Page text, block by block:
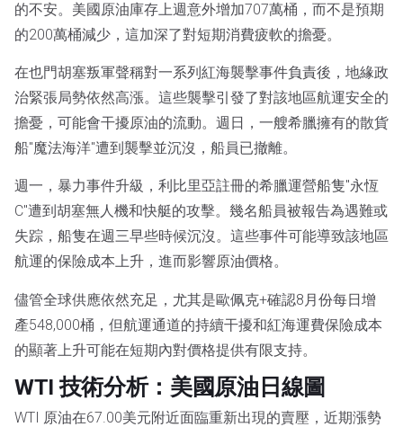
的不安。美國原油庫存上週意外增加707萬桶，而不是預期
的200萬桶減少，這加深了對短期消費疲軟的擔憂。
在也門胡塞叛軍聲稱對一系列紅海襲擊事件負責後，地緣政
治緊張局勢依然高漲。這些襲擊引發了對該地區航運安全的
擔憂，可能會干擾原油的流動。週日，一艘希臘擁有的散貨
船"魔法海洋"遭到襲擊並沉沒，船員已撤離。
週一，暴力事件升級，利比里亞註冊的希臘運營船隻"永恆
C"遭到胡塞無人機和快艇的攻擊。幾名船員被報告為遇難或
失踪，船隻在週三早些時候沉沒。這些事件可能導致該地區
航運的保險成本上升，進而影響原油價格。
儘管全球供應依然充足，尤其是歐佩克+確認8月份每日增
產548,000桶，但航運通道的持續干擾和紅海運費保險成本
的顯著上升可能在短期內對價格提供有限支持。
WTI 技術分析：美國原油日線圖
WTI 原油在67.00美元附近面臨重新出現的賣壓，近期漲勢